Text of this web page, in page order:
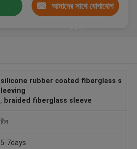
আমাদের সাথে যোগাযোগ
silicone rubber coated fiberglass s
leeving
, braided fiberglass sleeve
চীন
5-7days